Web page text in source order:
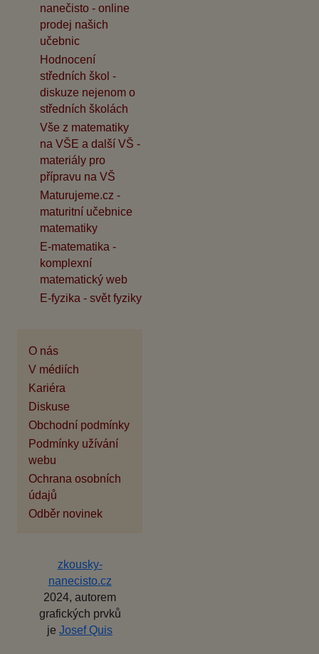
nanečisto - online
prodej našich
učebnic
Hodnocení
středních škol -
diskuze nejenom o
středních školách
Vše z matematiky
na VŠE a další VŠ -
materiály pro
přípravu na VŠ
Maturujeme.cz -
maturitní učebnice
matematiky
E-matematika -
komplexní
matematický web
E-fyzika - svět fyziky
O nás
V médiích
Kariéra
Diskuse
Obchodní podmínky
Podmínky užívání
webu
Ochrana osobních
údajů
Odběr novinek
zkousky-
nanecisto.cz
2024, autorem
grafických prvků
je Josef Quis